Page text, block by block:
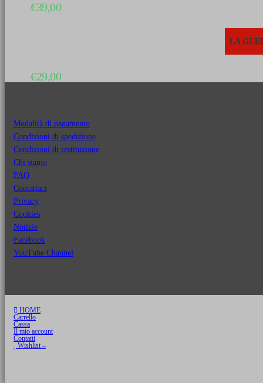
€39,00
LA
€29,00
Modalità di pagamento
Condizioni di spedizione
Condizioni di restituzione
Chi siamo
FAQ
Contattaci
Privacy
Cookies
Notizie
Facebook
YouTube Channel
HOME
Carrello
Cassa
Il mio account
Contatti
Wishlist –